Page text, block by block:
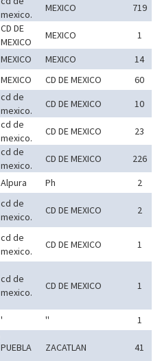
mexico.
MEXICO
719
CD DE
MEXICO
MEXICO
1
MEXICO MEXICO
14
MEXICO CD DE MEXICO
60
cd de
mexico.
CD DE MEXICO
10
cd de
mexico.
CD DE MEXICO
23
cd de
mexico.
CD DE MEXICO
226
Alpura Ph
2
cd de
mexico.
CD DE MEXICO
2
cd de
mexico.
CD DE MEXICO
1
cd de
mexico.
CD DE MEXICO 1
' ''
1
PUEBLA ZACATLAN 41